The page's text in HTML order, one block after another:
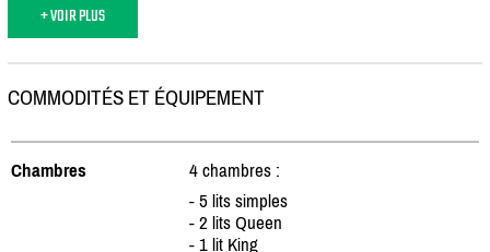
+ VOIR PLUS
COMMODITÉS ET ÉQUIPEMENT
Chambres
4 chambres :
- 5 lits simples
- 2 lits Queen
- 1 lit King